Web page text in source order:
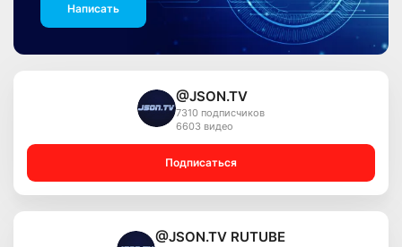
Написать
@JSON.TV
7310 подписчиков
6603 видео
Подписаться
@JSON.TV RUTUBE